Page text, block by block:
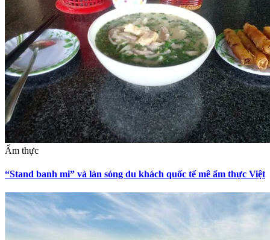
Ẩm thực
“Stand banh mi” và làn sóng du khách quốc tế mê ẩm thực Việt